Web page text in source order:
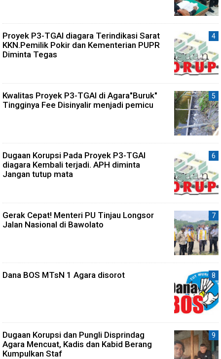
Proyek P3-TGAI diagara Terindikasi Sarat
KKN.Pemilik Pokir dan Kementerian PUPR
Diminta Tegas
Kwalitas Proyek P3-TGAI di Agara"Buruk"
Tingginya Fee Disinyalir menjadi pemicu
Dugaan Korupsi Pada Proyek P3-TGAI
diagara Kembali terjadi. APH diminta
Jangan tutup mata
Gerak Cepat! Menteri PU Tinjau Longsor
Jalan Nasional di Bawolato
Dana BOS MTsN 1 Agara disorot
Dugaan Korupsi dan Pungli Disprindag
Agara Mencuat, Kadis dan Kabid Berang
Kumpulkan Staf